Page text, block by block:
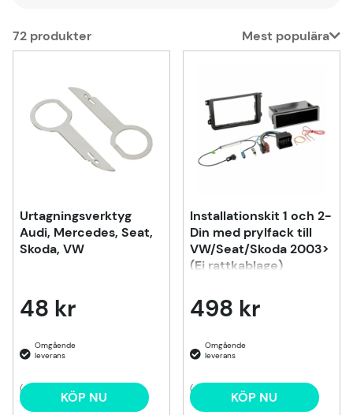
72 produkter
Mest populära
Urtagningsverktyg
Audi, Mercedes, Seat,
Skoda, VW
48 kr
(2) KÖP NU
Installationskit 1 och 2-
Din med prylfack till
VW/Seat/Skoda 2003>
(Ej rattkablage)
498 kr
(4) KÖP NU